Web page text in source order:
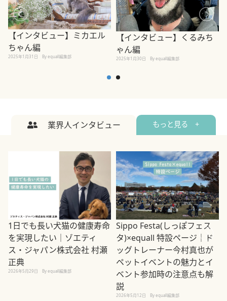
【インタビュー】ミカエル
ちゃん編
2025年1月31日 By equall編集部
【インタビュー】くるみち
ゃん編
2025年1月30日 By equall編集部
業界人インタビュー もっと見る +
1日でも長い犬猫の健康寿命
を実現したい｜ゾエティ
ス・ジャパン株式会社 村瀬
正典
2026年5月29日 By equall編集部
Sippo Festa(しっぽフェス
タ)×equall 特設ページ｜ド
ッグトレーナー今村真也が
ペットイベントの魅力とイ
ベント参加時の注意点も解
説
2026年5月12日 By equall編集部